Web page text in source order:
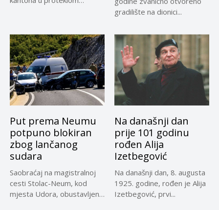
gradilište na dionici...
Put prema Neumu
potpuno blokiran
zbog lančanog
sudara
Saobraćaj na magistralnoj
cesti Stolac-Neum, kod
mjesta Udora, obustavljen
Na današnji dan
prije 101 godinu
rođen Alija
Izetbegović
Na današnji dan, 8. augusta
1925. godine, rođen je Alija
Izetbegović, prvi...